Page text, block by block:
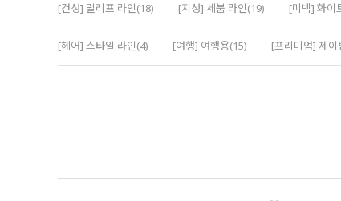
[건성] 릴리프 라인(18) [지성] 세붐 라인(19) [미백] 화이
[헤어] 스타일 라인(4) [여행] 여행용(15) [프리미엄] 제이